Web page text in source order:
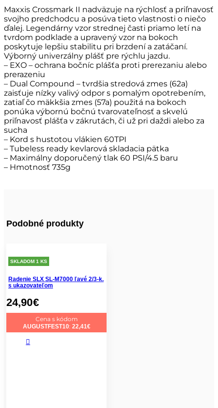
Maxxis Crossmark II nadväzuje na rýchlosť a priľnavosť
svojho predchodcu a posúva tieto vlastnosti o niečo
ďalej. Legendárny vzor strednej časti priamo letí na
tvrdom podklade a upravený vzor na bokoch
poskytuje lepšiu stabilitu pri brzdení a zatáčaní.
Výborný univerzálny plášť pre rýchlu jazdu.
– EXO – ochrana bočníc plášťa proti prerezaniu alebo
prerazeniu
– Dual Compound – tvrdšia stredová zmes (62a)
zaisťuje nízky valivý odpor s pomalým opotrebením,
zatiaľ čo mäkkšia zmes (57a) použitá na bokoch
ponúka výbornú bočnú tvarovateľnosť a skvelú
priľnavosť plášťa v zákrutách, či už pri daždi alebo za
sucha
– Kord s hustotou vlákien 60TPI
– Tubeless ready kevlarová skladacia pätka
– Maximálny doporučený tlak 60 PSI/4.5 baru
– Hmotnosť 735g
Podobné produkty
SKLADOM 1 KS
Radenie SLX SL-M7000 ľavé 2/3-k.
s ukazovateľom
24,90€
Cena s kódom
AUGUSTFEST10: 22,41€